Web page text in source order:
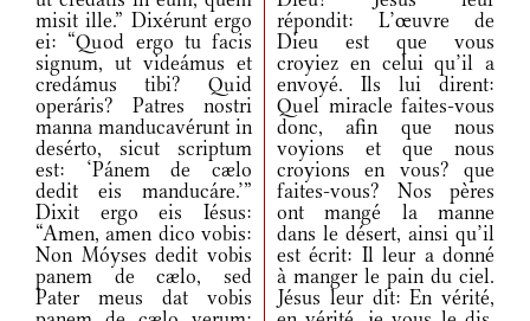
misit ille.” Dixérunt ergo
ei: “Quod ergo tu facis
signum, ut videámus et
credámus tibi? Quid
operáris? Patres nostri
manna manducavérunt in
desérto, sicut scriptum
est: ‘Pánem de cælo
dedit eis manducáre.’”
Dixit ergo eis Iésus:
“Amen, amen dico vobis:
Non Móyses dedit vobis
panem de cælo, sed
Pater meus dat vobis
répondit: L’œuvre de
Dieu est que vous
croyiez en celui qu’il a
envoyé. Ils lui dirent:
Quel miracle faites-vous
donc, afin que nous
voyions et que nous
croyions en vous? que
faites-vous? Nos pères
ont mangé la manne
dans le désert, ainsi qu’il
est écrit: Il leur a donné
à manger le pain du ciel.
Jésus leur dit: En vérité,